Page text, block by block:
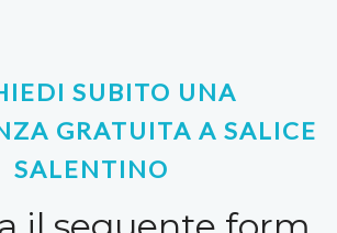
SUBITO UNA
GRATUITA A SALICE
SALENTINO